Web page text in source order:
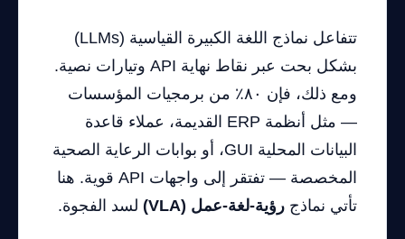
تتفاعل نماذج اللغة الكبيرة القياسية (LLMs)
بشكل بحت عبر نقاط نهاية API وتيارات نصية.
ومع ذلك، فإن ٨٠٪ من برمجيات المؤسسات
— مثل أنظمة ERP القديمة، عملاء قاعدة
البيانات المحلية GUI، أو بوابات الرعاية الصحية
المخصصة — تفتقر إلى واجهات API قوية. هنا
تأتي نماذج رؤية-لغة-عمل (VLA) لسد الفجوة.